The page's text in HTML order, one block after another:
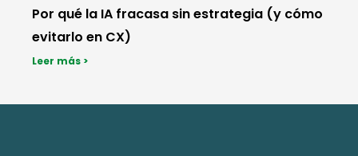
Por qué la IA fracasa sin estrategia (y cómo
evitarlo en CX)
Leer más >